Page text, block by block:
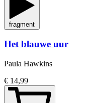
fragment
Het blauwe uur
Paula Hawkins
€ 14,99